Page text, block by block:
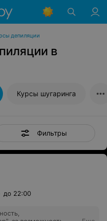
депиляции
в
Курсы шугаринга
Фильтры
до 22:00